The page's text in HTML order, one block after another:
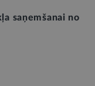
saņemšanai no